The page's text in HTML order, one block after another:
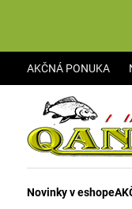
AKČNÁ PONUKA
Novinky v eshope